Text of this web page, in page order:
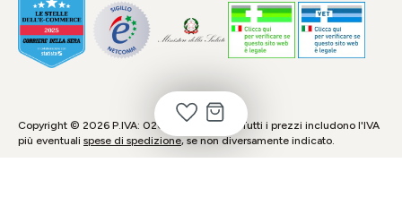
Copyright © 2026 P.IVA: 02048690974 - * Tutti i prezzi includono l'IVA
più eventuali spese di spedizione, se non diversamente indicato.